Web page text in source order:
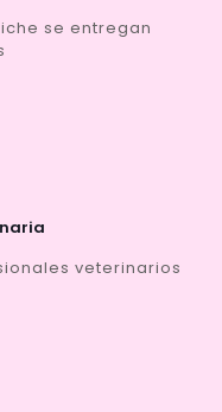
se entregan
veterinarios